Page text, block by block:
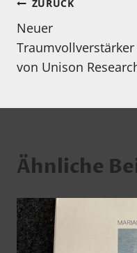
ZURÜCK
Neuer
Traumvollverstärker
von Unison
Ähnliche